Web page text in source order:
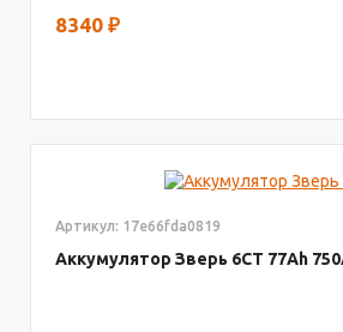
8340 ₽
Артикул: 17e66fda0819
Аккумулятор Зверь 6СТ 77 750